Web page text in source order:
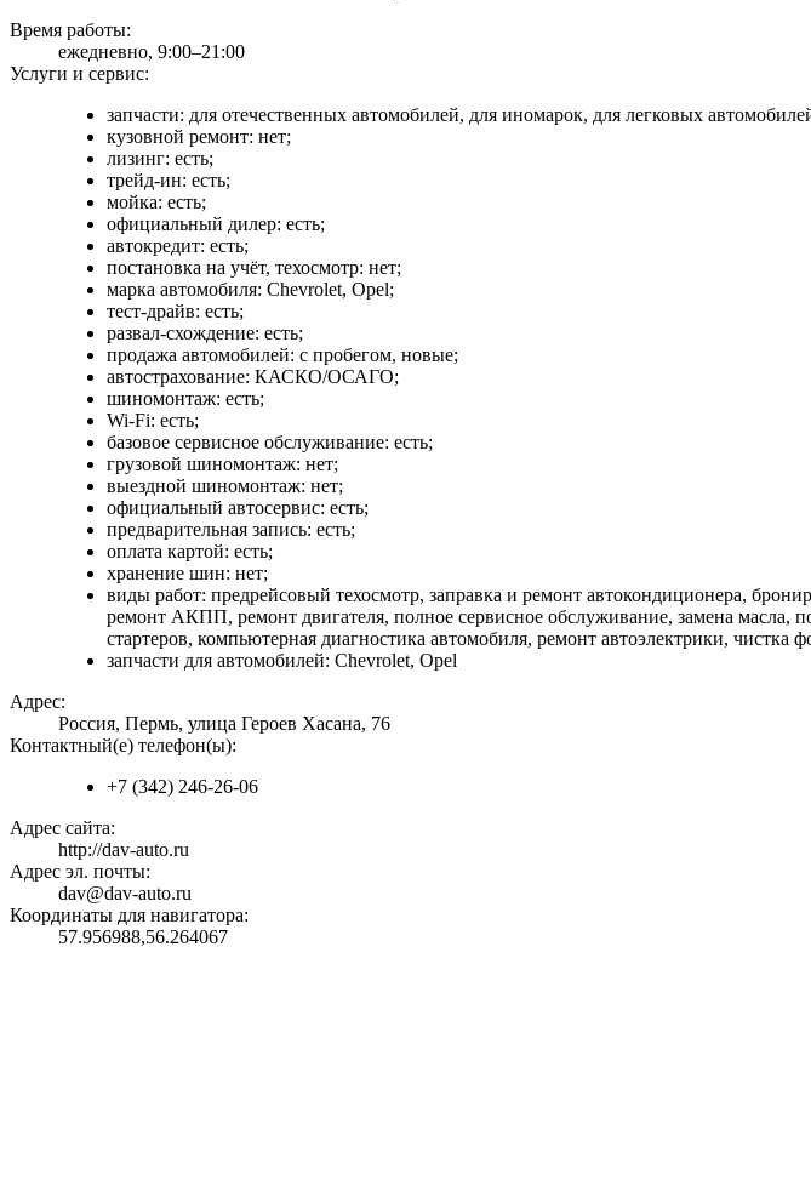
Время работы:
ежедневно, 9:00–21:00
Услуги и сервис:
запчасти: для отечественных автомобилей, для иномарок, для легковых
кузовной ремонт: нет;
лизинг: есть;
трейд-ин: есть;
мойка: есть;
официальный дилер: есть;
автокредит: есть;
постановка на учёт, техосмотр: нет;
марка автомобиля: Chevrolet, Opel;
тест-драйв: есть;
развал-схождение: есть;
продажа автомобилей: с пробегом, новые;
автострахование: КАСКО/ОСАГО;
шиномонтаж: есть;
Wi-Fi: есть;
базовое сервисное обслуживание: есть;
грузовой шиномонтаж: нет;
выездной шиномонтаж: нет;
официальный автосервис: есть;
предварительная запись: есть;
оплата картой: есть;
хранение шин: нет;
виды работ: предрейсовый техосмотр, заправка и ремонт автокондиционера,
ремонт АКПП, ремонт двигателя, полное сервисное обслуживание, замена масла,
стартеров, компьютерная диагностика автомобиля, ремонт автоэлектрики,
запчасти для автомобилей: Chevrolet, Opel
Адрес:
Россия, Пермь, улица Героев Хасана, 76
Контактный(е) телефон(ы):
+7 (342) 246-26-06
Адрес сайта:
http://dav-auto.ru
Адрес эл. почты:
dav@dav-auto.ru
Координаты для навигатора:
57.956988,56.264067